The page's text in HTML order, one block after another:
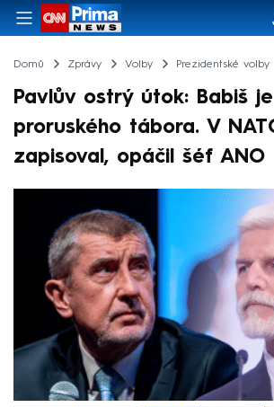
Domů Zprávy Volby Prezidentské volby
Pavlův ostrý útok: Babiš
proruského tábora. V
zapisoval, opáčil šéf ANO